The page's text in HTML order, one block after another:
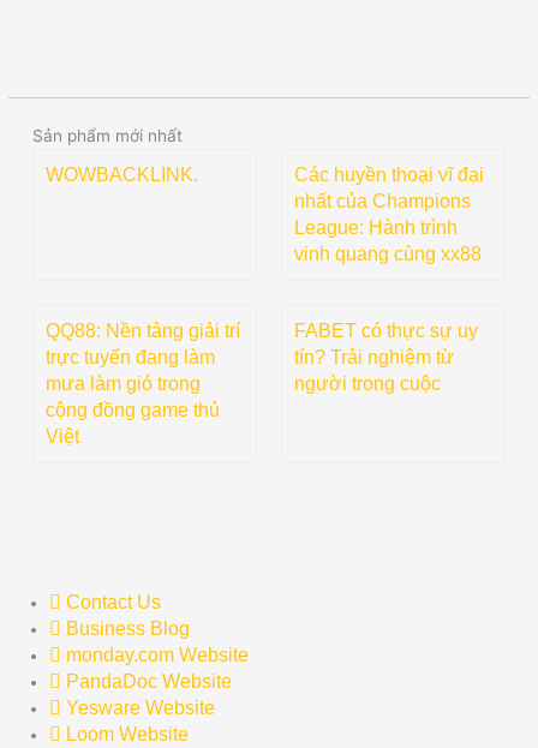
Sản phẩm mới nhất
WOWBACKLINK.
Các huyền thoại vĩ đại
nhất của Champions
League: Hành trình
vinh quang cùng xx88
QQ88: Nền tảng giải trí
trực tuyến đang làm
mưa làm gió trong
cộng đồng game thủ
Việt
FABET có thực sự uy
tín? Trải nghiệm từ
người trong cuộc
Contact Us
Business Blog
monday.com Website
PandaDoc Website
Yesware Website
Loom Website